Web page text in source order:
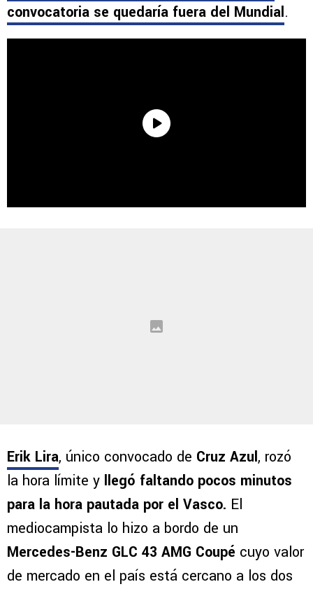
convocatoria se quedaría fuera del Mundial.
Erik Lira, único convocado de Cruz Azul, rozó
la hora límite y llegó faltando pocos minutos
para la hora pautada por el Vasco. El
mediocampista lo hizo a bordo de un
Mercedes-Benz GLC 43 AMG Coupé cuyo valor
de mercado en el país está cercano a los dos